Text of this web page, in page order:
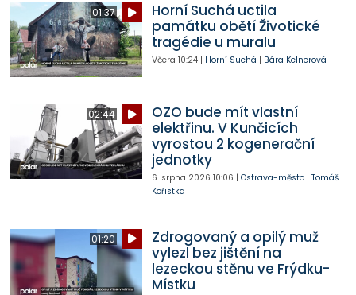
01:37
Horní Suchá uctila
památku obětí Životické
tragédie u muralu
Včera 10:24| Horní Suchá | Bára Kelnerová
02:44
OZO bude mít vlastní
elektřinu. V Kunčicích
vyrostou 2 kogenerační
jednotky
6. srpna 2026 10:06 | Ostrava-město| Tomáš
Kořistka
01:20
Zdrogovaný a opilý muž
vylezl bez jištění na
lezeckou stěnu ve Frýdku-
Místku